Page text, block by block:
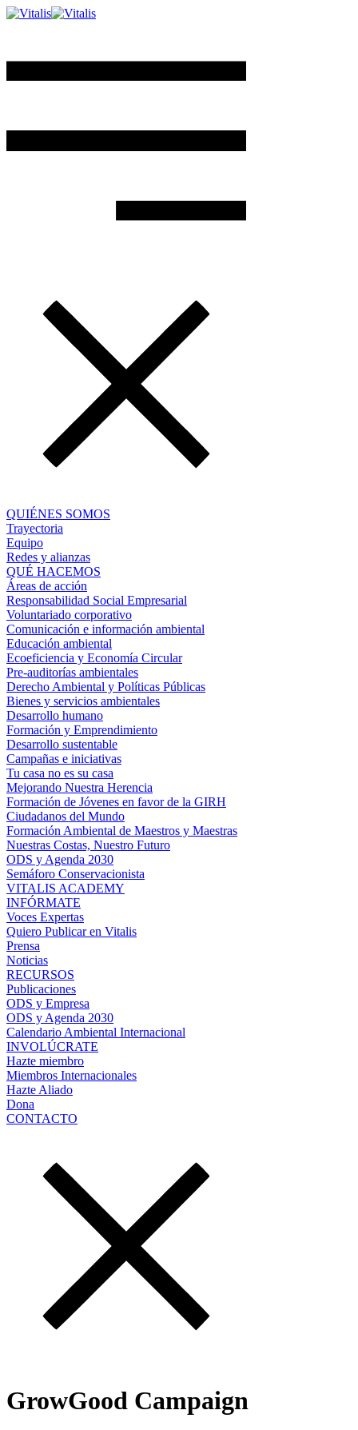
QUIÉNES SOMOS
Trayectoria
Equipo
Redes y alianzas
QUÉ HACEMOS
Áreas de acción
Responsabilidad Social Empresarial
Voluntariado corporativo
Comunicación e información ambiental
Educación ambiental
Ecoeficiencia y Economía Circular
Pre-auditorías ambientales
Derecho Ambiental y Políticas Públicas
Bienes y servicios ambientales
Desarrollo humano
Formación y Emprendimiento
Desarrollo sustentable
Campañas e iniciativas
Tu casa no es su casa
Mejorando Nuestra Herencia
Formación de Jóvenes en favor de la GIRH
Ciudadanos del Mundo
Formación Ambiental de Maestros y Maestras
Nuestras Costas, Nuestro Futuro
ODS y Agenda 2030
Semáforo Conservacionista
VITALIS ACADEMY
INFÓRMATE
Voces Expertas
Quiero Publicar en Vitalis
Prensa
Noticias
RECURSOS
Publicaciones
ODS y Empresa
ODS y Agenda 2030
Calendario Ambiental Internacional
INVOLÚCRATE
Hazte miembro
Miembros Internacionales
Hazte Aliado
Dona
CONTACTO
GrowGood Campaign